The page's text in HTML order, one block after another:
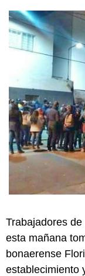
Trabajadores
esta mañana
bonaerense
establecimiento